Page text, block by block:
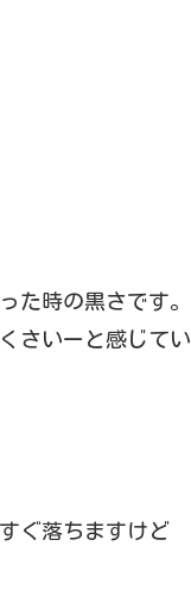
た時の黒さです。
さいーと感じてい
ぐ落ちますけど